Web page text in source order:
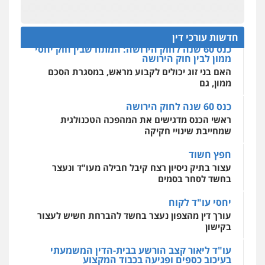
מרכז התחלה חדשה
אסירים עבירות מין
לעורכי דין
מאיה בלום, עו"ס, טיפול ושיקום
טיפול בהתמכרויות
לעורכי דין
עו"ד ד"ר אבי שקד
עבירות כלכליות
עבירות פליליות
0544385337
איתי חקירות – שירותים לעורכי דין
חדשות עורכי דין
כוונת רווח
כנס 60 שנה לחוק הירושה: המתח שבין חוק יחסי
ממון לבין חוק הירושה
האם בני זוג יכולים לקבוע מראש, במסגרת הסכם
ממון, גם
כנס 60 שנה לחוק הירושה
ראשי הכנס מדגישים את המהפכה הטכנולגית
שמחייבת שינויי חקיקה
חפץ חשוד
עצור בתיק ניסיון רצח קיבל חבילה מעו"ד ונעצר
בחשד לסחר בסמים
יחסי עו"ד לקוח
עורך דין מהצפון נעצר בחשד להברחת חשיש לעצור
בקישון
עו"ד ליאור קצב הורשע בבית-הדין המשמעתי
בעיכוב כספים ופגיעה בכבוד המקצוע